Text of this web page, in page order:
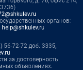
органов:
help@shkulev.ru
56-72-72 доб. 3335,
за достоверность
объявлениях.